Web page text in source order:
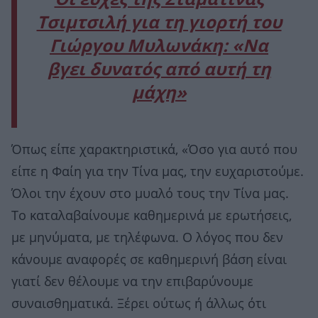
Τσιμτσιλή για τη γιορτή του
Γιώργου Μυλωνάκη: «Να
βγει δυνατός από αυτή τη
μάχη»
Όπως είπε χαρακτηριστικά, «Όσο για αυτό που
είπε η Φαίη για την Τίνα μας, την ευχαριστούμε.
Όλοι την έχουν στο μυαλό τους την Τίνα μας.
Το καταλαβαίνουμε καθημερινά με ερωτήσεις,
με μηνύματα, με τηλέφωνα. Ο λόγος που δεν
κάνουμε αναφορές σε καθημερινή βάση είναι
γιατί δεν θέλουμε να την επιβαρύνουμε
συναισθηματικά. Ξέρει ούτως ή άλλως ότι